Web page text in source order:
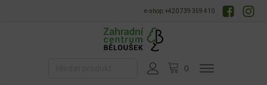
e-shop: +420 739 359 410